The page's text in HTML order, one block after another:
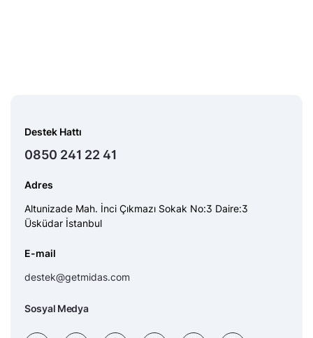
Destek Hattı
0850 241 22 41
Adres
Altunizade Mah. İnci Çıkmazı Sokak No:3 Daire:3
Üsküdar İstanbul
E-mail
destek@getmidas.com
Sosyal Medya